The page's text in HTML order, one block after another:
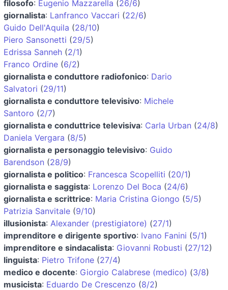
filosofo: Eugenio Mazzarella (26/6)
giornalista: Lanfranco Vaccari (22/6)
Guido Dell'Aquila (28/10)
Piero Sansonetti (29/5)
Edrissa Sanneh (2/1)
Franco Ordine (6/2)
giornalista e conduttore radiofonico: Dario
Salvatori (29/11)
giornalista e conduttore televisivo: Michele
Santoro (2/7)
giornalista e conduttrice televisiva: Carla Urban (24/8)
Daniela Vergara (8/5)
giornalista e personaggio televisivo: Guido
Barendson (28/9)
giornalista e politico: Francesca Scopelliti (20/1)
giornalista e saggista: Lorenzo Del Boca (24/6)
giornalista e scrittrice: Maria Cristina Giongo (5/5)
Patrizia Sanvitale (9/10)
illusionista: Alexander (prestigiatore) (27/1)
imprenditore e dirigente sportivo: Ivano Fanini (5/1)
imprenditore e sindacalista: Giovanni Robusti (27/12)
linguista: Pietro Trifone (27/4)
medico e docente: Giorgio Calabrese (medico) (3/8)
musicista: Eduardo De Crescenzo (8/2)